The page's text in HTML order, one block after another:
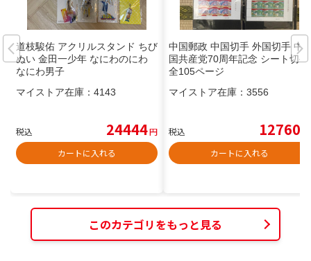
道枝駿佑 アクリルスタンド ちび
ぬい 金田一少年 なにわのにわ
なにわ男子
マイストア在庫： 4143
税込 24444円
カートに入れる
中国郵政 中国切手 外国切手 中
国共産党70周年記念 シート切手
全105ページ
マイストア在庫： 3556
税込 12760
カートに入れる
このカテゴリをもっと見る